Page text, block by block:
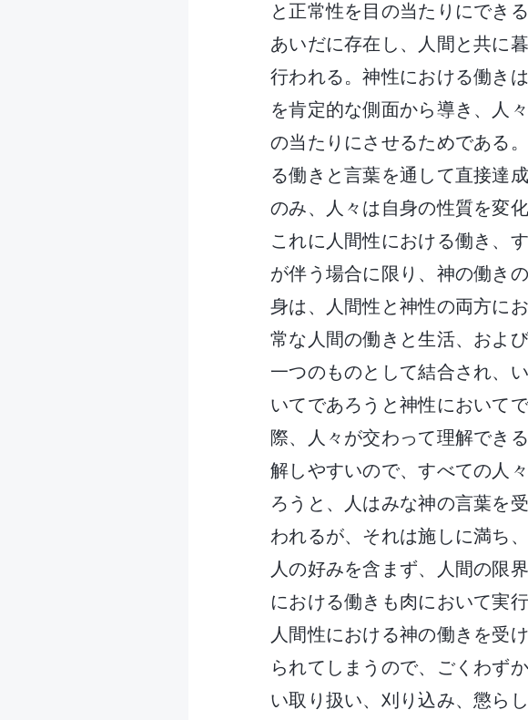
と正常性を目の当たりにでき
あいだに存在し、人間と共に
行われる。神性における働き
を肯定的な側面から導き、人
の当たりにさせるためである
る働きと言葉を通して直接達
のみ、人々は自身の性質を変
これに人間性における働き、
が伴う場合に限り、神の働き
身は、人間性と神性の両方に
常な人間の働きと生活、およ
一つのものとして結合され、
いてであろうと神性において
際、人々が交わって理解でき
解しやすいので、すべての人
ろうと、人はみな神の言葉を
われるが、それは施しに満ち
人の好みを含まず、人間の限
における働きも肉において実
人間性における神の働きを受
られてしまうので、ごくわず
い取り扱い、刈り込み、懲ら